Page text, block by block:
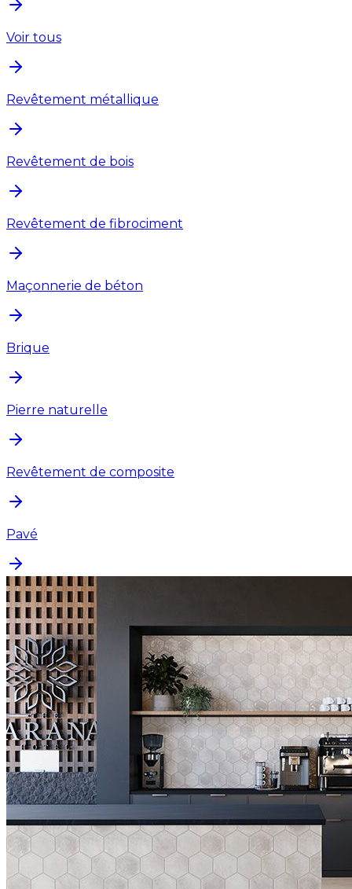
Voir tous
Revêtement métallique
Revêtement de bois
Revêtement de fibrociment
Maçonnerie de béton
Brique
Pierre naturelle
Revêtement de composite
Pavé